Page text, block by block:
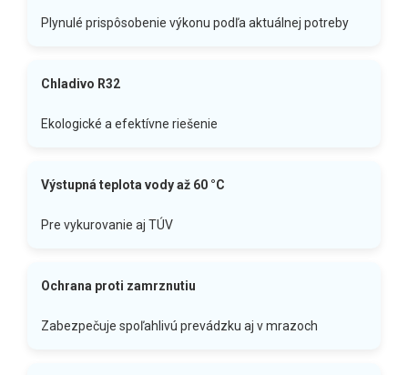
Plynulé prispôsobenie výkonu podľa aktuálnej potreby
Chladivo R32
Ekologické a efektívne riešenie
Výstupná teplota vody až 60 °C
Pre vykurovanie aj TÚV
Ochrana proti zamrznutiu
Zabezpečuje spoľahlivú prevádzku aj v mrazoch